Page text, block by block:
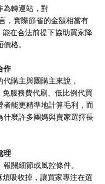
為轉運站，對
，實際節省的金額相當有
在合法前提下協助買家降
格。
作
購主與團購主來說，
服務費代刷、低比例代買
能更精準地計算毛利，而
麼許多團媽與賣家選擇長
理
關細節或風控條件。
吸收掉，讓買家專注在選